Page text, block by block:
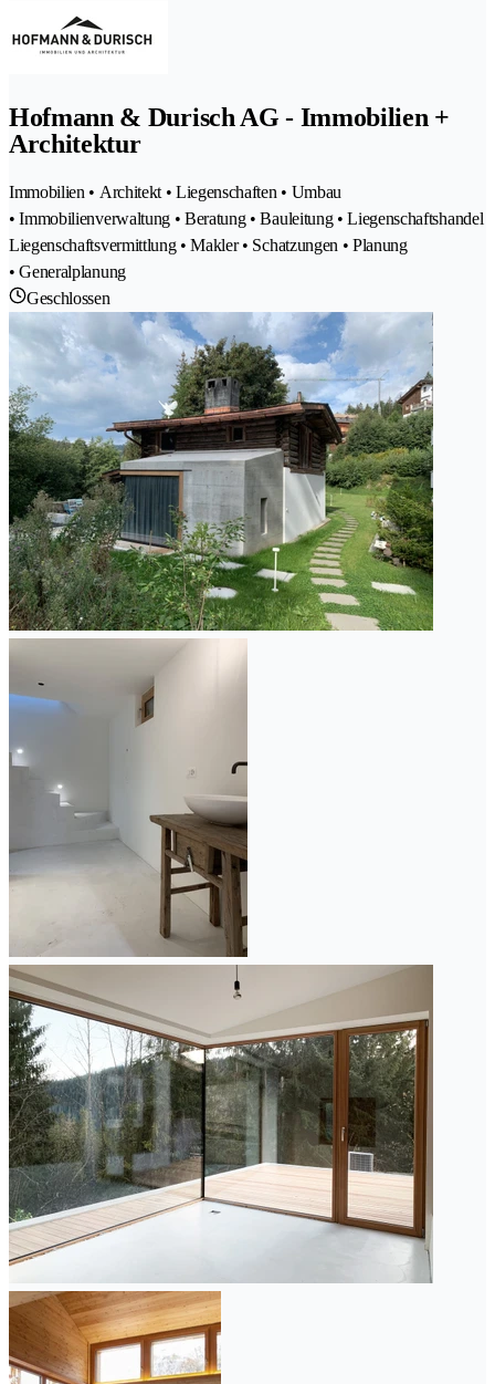
Hofmann & Durisch AG - Immobilien +
Architektur
Immobilien • Architekt • Liegenschaften • Umbau
• Immobilienverwaltung • Beratung • Bauleitung • Liegenschaftshandel
Liegenschaftsvermittlung • Makler • Schatzungen • Planung
• Generalplanung
Geschlossen